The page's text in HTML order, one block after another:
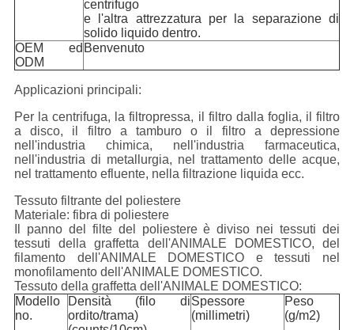
centrifugo
e l'altra attrezzatura per la separazione di
solido liquido dentro.
OEM ed
ODM
Benvenuto
Applicazioni principali:
Per la centrifuga, la filtropressa, il filtro dalla foglia, il filtro
a disco, il filtro a tamburo o il filtro a depressione
nell'industria chimica, nell'industria farmaceutica,
nell'industria di metallurgia, nel trattamento delle acque,
nel trattamento efluente, nella filtrazione liquida ecc.
Tessuto filtrante del poliestere
Materiale: fibra di poliestere
Il panno del filte del poliestere è diviso nei tessuti dei
tessuti della graffetta dell'ANIMALE DOMESTICO, del
filamento dell'ANIMALE DOMESTICO e tessuti nel
monofilamento dell'ANIMALE DOMESTICO.
Tessuto della graffetta dell'ANIMALE DOMESTICO:
Modello
no.
Densità (filo di
ordito/trama)
Spessore
(millimetri)
Peso
(g/m2)